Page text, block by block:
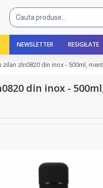
NEWSLETTER RESIGILATE
zilan zln0820 din inox - 500ml,
din inox -